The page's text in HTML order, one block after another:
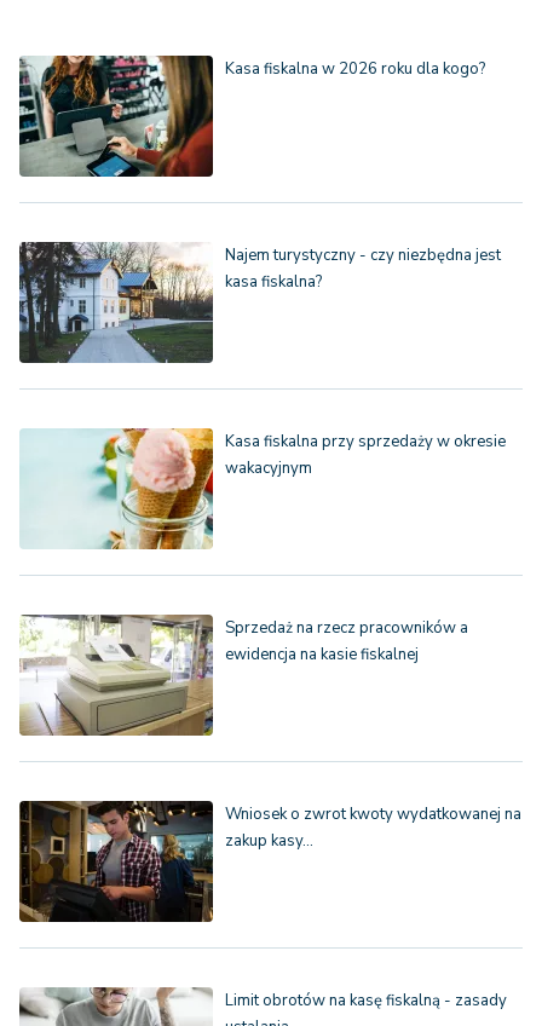
Kasa fiskalna w 2026 roku dla kogo?
Najem turystyczny - czy niezbędna jest
kasa fiskalna?
Kasa fiskalna przy sprzedaży w okresie
wakacyjnym
Sprzedaż na rzecz pracowników a
ewidencja na kasie fiskalnej
Wniosek o zwrot kwoty wydatkowanej na
zakup kasy…
Limit obrotów na kasę fiskalną - zasady